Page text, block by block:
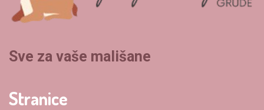
Sve za vaše mališane
Stranice